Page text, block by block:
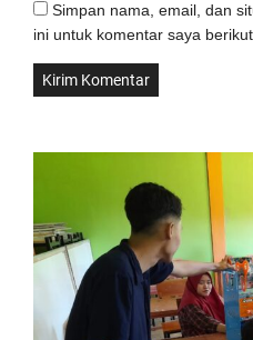
Simpan nama, email, dan
ini untuk komentar saya